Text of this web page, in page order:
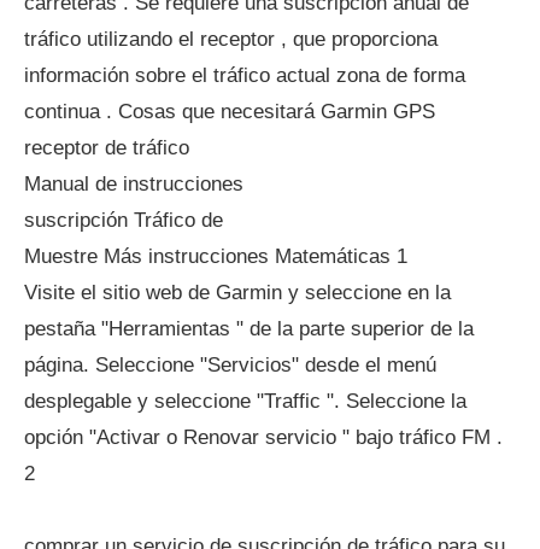
tráfico utilizando el receptor , que proporciona
información sobre el tráfico actual zona de forma
continua . Cosas que necesitará Garmin GPS
receptor de tráfico
Manual de instrucciones
suscripción Tráfico de
Muestre Más instrucciones Matemáticas 1
Visite el sitio web de Garmin y seleccione en la
pestaña "Herramientas " de la parte superior de la
página. Seleccione "Servicios" desde el menú
desplegable y seleccione "Traffic ". Seleccione la
opción "Activar o Renovar servicio " bajo tráfico FM .
2